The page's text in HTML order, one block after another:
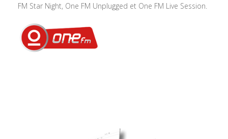
FM Star Night, One FM Unplugged et One FM Live Session.